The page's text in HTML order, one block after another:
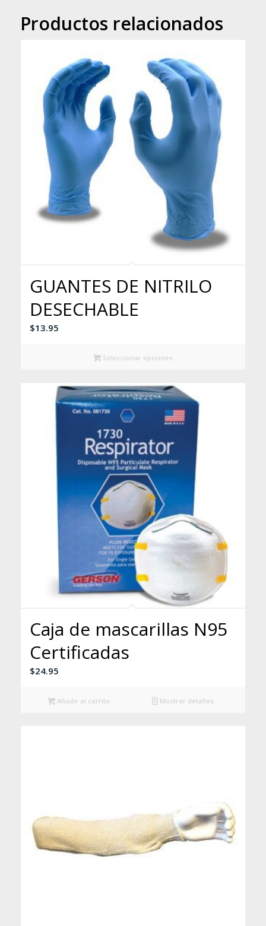
Productos relacionados
GUANTES DE NITRILO
DESECHABLE
$13.95
Seleccionar opciones
Caja de mascarillas N95
Certificadas
$24.95
Añadir al carrito Mostrar detalles